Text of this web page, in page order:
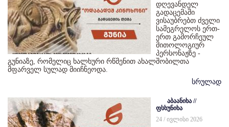
დღევანდელ
გადაცემაში
ვისაუბრებთ ძველი
სამეგრელოს ერთ-
ერთ გამორჩეულ
მითოლოგიურ
პერსონაჟზე -
გუნიაზე, რომელიც ხალხური რწმენით ახალშობილთა
მფარველ სულად მიიჩნეოდა.
სრულად
აბაანიხა //
ფსხუნიხა
24 / ივლისი 2026